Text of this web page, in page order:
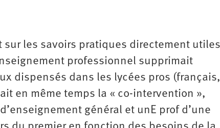
les savoirs pratiques directement utiles
professionnel supprimait
dispensés dans les lycées pros (français,
en même temps la « co-intervention »,
général et unE prof d’une